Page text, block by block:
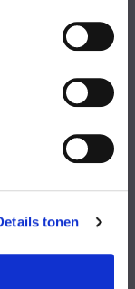
tonen
.